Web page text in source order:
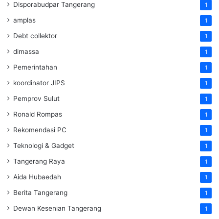
Disporabudpar Tangerang 1
amplas 1
Debt collektor 1
dimassa 1
Pemerintahan 1
koordinator JIPS 1
Pemprov Sulut 1
Ronald Rompas 1
Rekomendasi PC 1
Teknologi & Gadget 1
Tangerang Raya 1
Aida Hubaedah 1
Berita Tangerang 1
Dewan Kesenian Tangerang 1